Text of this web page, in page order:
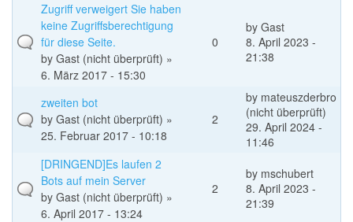
Zugriff verweigert Sie haben
keine Zugriffsberechtigung
für diese Seite.
by Gast (nicht überprüft) »
6. März 2017 - 15:30
0
by Gast
8. April 2023 -
21:38
zweiten bot
by Gast (nicht überprüft) »
25. Februar 2017 - 10:18
2
by mateuszderbro
(nicht überprüft)
29. April 2024 -
11:46
[DRINGEND]Es laufen 2
Bots auf mein Server
by Gast (nicht überprüft) »
6. April 2017 - 13:24
2
by mschubert
8. April 2023 -
21:39